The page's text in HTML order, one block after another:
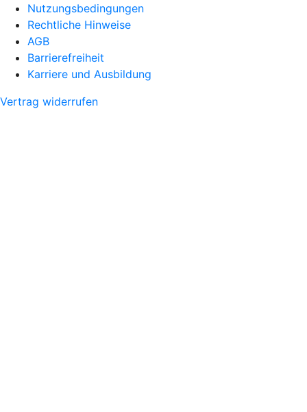
Nutzungsbedingungen
Rechtliche Hinweise
AGB
Barrierefreiheit
Karriere und Ausbildung
Vertrag widerrufen